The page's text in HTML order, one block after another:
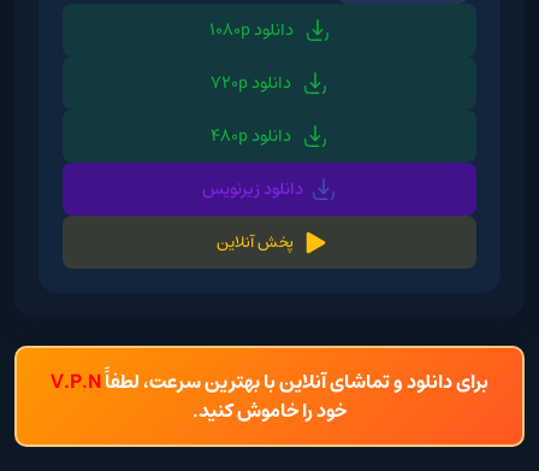
دانلود 1080p
دانلود 720p
دانلود 480p
دانلود زیرنویس
پخش آنلاین
برای دانلود و تماشای آنلاین با بهترین سرعت، لطفاًV.P.N
خود را خاموش کنید.